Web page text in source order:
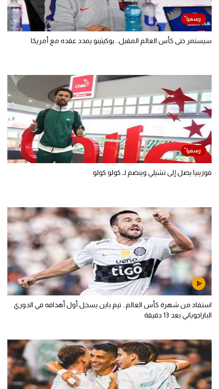
سيستمر حتى كأس العالم المقبل.. بوكيتينو يمدد عقده مع أمريكا
فوزينيا يصل إلى تشيلي وينضم لـ كولو كولو
استفاد من شهرة كأس العالم.. تيم باين يسجل أول أهدافه في الدوري
الباراجوياني بعد 13 دقيقة